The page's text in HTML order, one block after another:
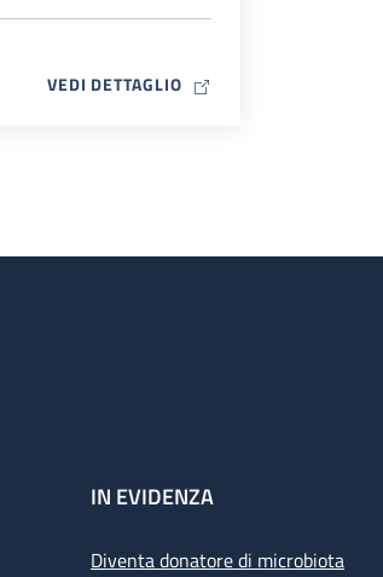
VEDI DETTAGLIOMAP ICON
IN EVIDENZA
Diventa donatore di microbiota